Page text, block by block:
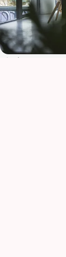
強力なコ